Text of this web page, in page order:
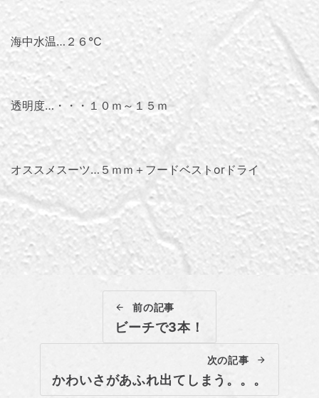
海中水温…２６℃
透明度…・・・１０ｍ～１５ｍ
オススメスーツ…５ｍｍ＋フードベストorドライ
前の記事
ビーチで3本！
次の記事
かわいさがあふれ出てしまう。。。